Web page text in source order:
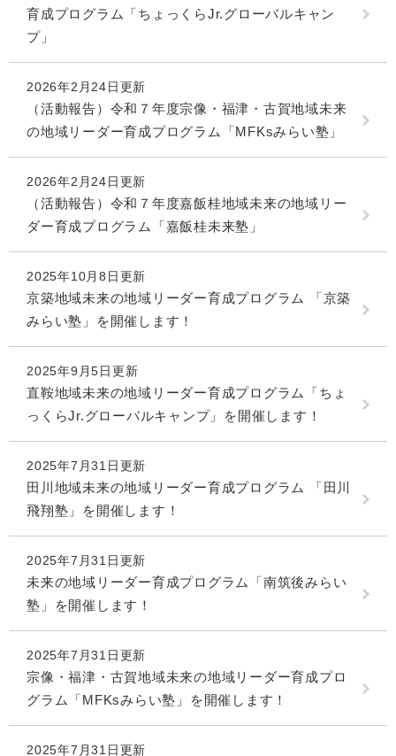
育成プログラム「ちょっくらJr.グローバルキャン
プ」
2026年2月24日更新
（活動報告）令和７年度宗像・福津・古賀地域未来
の地域リーダー育成プログラム「MFKsみらい塾」
2026年2月24日更新
（活動報告）令和７年度嘉飯桂地域未来の地域リー
ダー育成プログラム「嘉飯桂未来塾」
2025年10月8日更新
京築地域未来の地域リーダー育成プログラム 「京築
みらい塾」を開催します！
2025年9月5日更新
直鞍地域未来の地域リーダー育成プログラム「ちょ
っくらJr.グローバルキャンプ」を開催します！
2025年7月31日更新
田川地域未来の地域リーダー育成プログラム 「田川
飛翔塾」を開催します！
2025年7月31日更新
未来の地域リーダー育成プログラム「南筑後みらい
塾」を開催します！
2025年7月31日更新
宗像・福津・古賀地域未来の地域リーダー育成プロ
グラム「MFKsみらい塾」を開催します！
2025年7月31日更新